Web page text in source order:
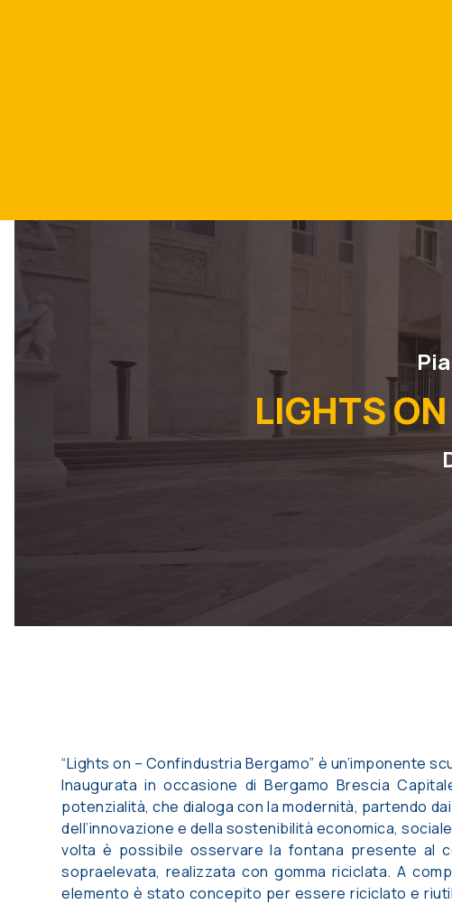
LIGHTS
“Lights on – Confindustria Bergamo” è un’imponente
Inaugurata in occasione di Bergamo Brescia
potenzialità, che dialoga con la modernità, partendo
dell’innovazione e della sostenibilità economica,
volta è possibile osservare la fontana presente al
sopraelevata, realizzata con gomma riciclata. A
elemento è stato concepito per essere riciclato e